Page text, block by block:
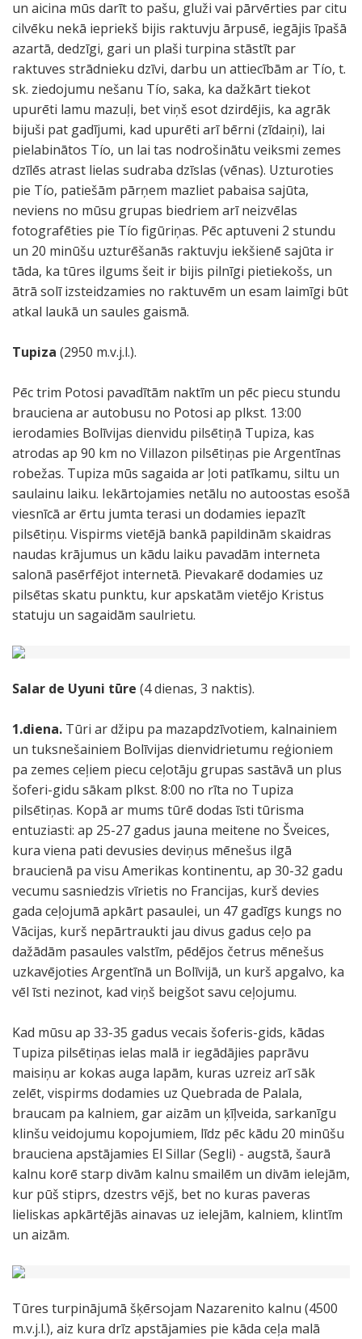
un aicina mūs darīt to pašu, gluži vai pārvērties par citu
cilvēku nekā iepriekš bijis raktuvju ārpusē, iegājis īpašā
azartā, dedzīgi, gari un plaši turpina stāstīt par
raktuves strādnieku dzīvi, darbu un attiecībām ar Tío, t.
sk. ziedojumu nešanu Tío, saka, ka dažkārt tiekot
upurēti lamu mazuļi, bet viņš esot dzirdējis, ka agrāk
bijuši pat gadījumi, kad upurēti arī bērni (zīdaiņi), lai
pielabinātos Tío, un lai tas nodrošinātu veiksmi zemes
dzīlēs atrast lielas sudraba dzīslas (vēnas). Uzturoties
pie Tío, patiešām pārņem mazliet pabaisa sajūta,
neviens no mūsu grupas biedriem arī neizvēlas
fotografēties pie Tío figūriņas. Pēc aptuveni 2 stundu
un 20 minūšu uzturēšanās raktuvju iekšienē sajūta ir
tāda, ka tūres ilgums šeit ir bijis pilnīgi pietiekošs, un
ātrā solī izsteidzamies no raktuvēm un esam laimīgi būt
atkal laukā un saules gaismā.
Tupiza (2950 m.v.j.l.).
Pēc trim Potosi pavadītām naktīm un pēc piecu stundu
brauciena ar autobusu no Potosi ap plkst. 13:00
ierodamies Bolīvijas dienvidu pilsētiņā Tupiza, kas
atrodas ap 90 km no Villazon pilsētiņas pie Argentīnas
robežas. Tupiza mūs sagaida ar ļoti patīkamu, siltu un
saulainu laiku. Iekārtojamies netālu no autoostas esošā
viesnīcā ar ērtu jumta terasi un dodamies iepazīt
pilsētiņu. Vispirms vietējā bankā papildinām skaidras
naudas krājumus un kādu laiku pavadām interneta
salonā pasērfējot internetā. Pievakarē dodamies uz
pilsētas skatu punktu, kur apskatām vietējo Kristus
statuju un sagaidām saulrietu.
Salar de Uyuni tūre (4 dienas, 3 naktis).
1.diena. Tūri ar džipu pa mazapdzīvotiem, kalnainiem
un tuksnešainiem Bolīvijas dienvidrietumu reģioniem
pa zemes ceļiem piecu ceļotāju grupas sastāvā un plus
šoferi-gidu sākam plkst. 8:00 no rīta no Tupiza
pilsētiņas. Kopā ar mums tūrē dodas īsti tūrisma
entuziasti: ap 25-27 gadus jauna meitene no Šveices,
kura viena pati devusies deviņus mēnešus ilgā
braucienā pa visu Amerikas kontinentu, ap 30-32 gadu
vecumu sasniedzis vīrietis no Francijas, kurš devies
gada ceļojumā apkārt pasaulei, un 47 gadīgs kungs no
Vācijas, kurš nepārtraukti jau divus gadus ceļo pa
dažādām pasaules valstīm, pēdējos četrus mēnešus
uzkavējoties Argentīnā un Bolīvijā, un kurš apgalvo, ka
vēl īsti nezinot, kad viņš beigšot savu ceļojumu.
Kad mūsu ap 33-35 gadus vecais šoferis-gids, kādas
Tupiza pilsētiņas ielas malā ir iegādājies paprāvu
maisiņu ar kokas auga lapām, kuras uzreiz arī sāk
zelēt, vispirms dodamies uz Quebrada de Palala,
braucam pa kalniem, gar aizām un ķīļveida, sarkanīgu
klinšu veidojumu kopojumiem, līdz pēc kādu 20 minūšu
brauciena apstājamies El Sillar (Segli) - augstā, šaurā
kalnu korē starp divām kalnu smailēm un divām ielejām,
kur pūš stiprs, dzestrs vējš, bet no kuras paveras
lieliskas apkārtējās ainavas uz ielejām, kalniem, klintīm
un aizām.
Tūres turpinājumā šķērsojam Nazarenito kalnu (4500
m.v.j.l.), aiz kura drīz apstājamies pie kāda ceļa malā